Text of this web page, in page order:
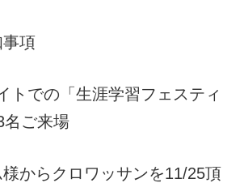
項
での「生涯学習フェスティ
名ご来場
からクロワッサンを11/25頂